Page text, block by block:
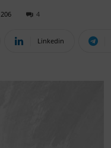
206 4
Linkedin